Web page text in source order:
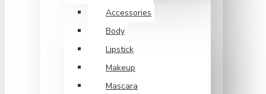
Accessories
Body
Lipstick
Makeup
Mascara